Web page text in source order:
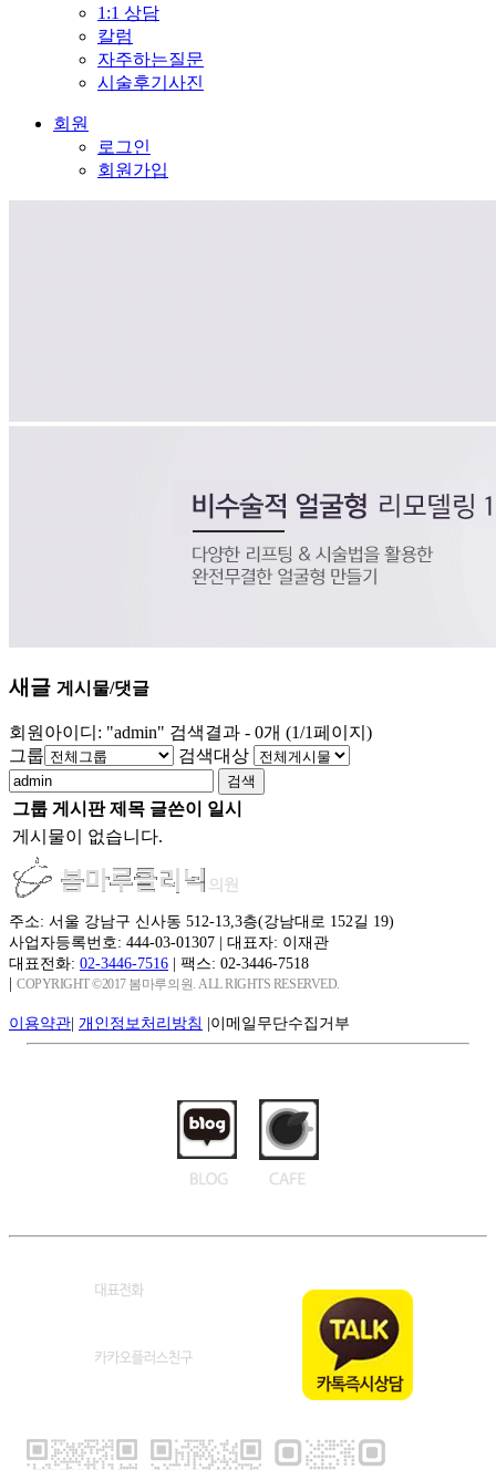
1:1 상담
칼럼
자주하는질문
시술후기사진
회원
로그인
회원가입
새글 게시물/댓글
회원아이디: "admin" 검색결과 - 0개 (1/1페이지)
그룹
검색대상
검색
그룹 게시판 제목 글쓴이
일시
게시물이 없습니다.
주소: 서울 강남구 신사동 512-13,3층(강남대로 152길 19)
사업자등록번호: 444-03-01307 | 대표자: 이재관
대표전화: 02-3446-7516 | 팩스: 02-3446-7518
| COPYRIGHT ©2017 봄마루의원. ALL RIGHTS RESERVED.
이용약관| 개인정보처리방침 |이메일무단수집거부